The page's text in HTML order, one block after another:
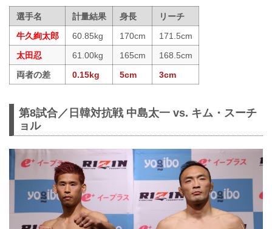
選手名 計量結果 身長
リーチ
牛久絢太郎
60.85kg 170cm
171.5cm
太田忍
61.00kg 165cm
168.5cm
両者の差
0.15kg 5cm 3cm
第8試合／⽇韓対抗戦 中島太一 vs. キム・スーチ
ョル